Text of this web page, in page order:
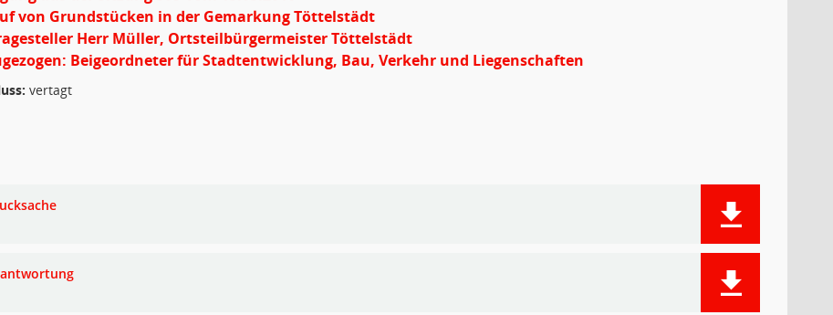
von Grundstücken in der Gemarkung Töttelstädt
Herr Müller, Ortsteilbürgermeister Töttelstädt
Beigeordneter für Stadtentwicklung, Bau, Verkehr und Liegenschaften
vertagt